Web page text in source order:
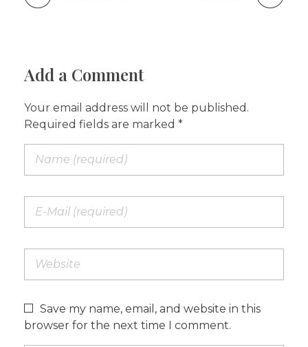
Add a Comment
Your email address will not be published.
Required fields are marked *
Save my name, email, and website in this
browser for the next time I comment.